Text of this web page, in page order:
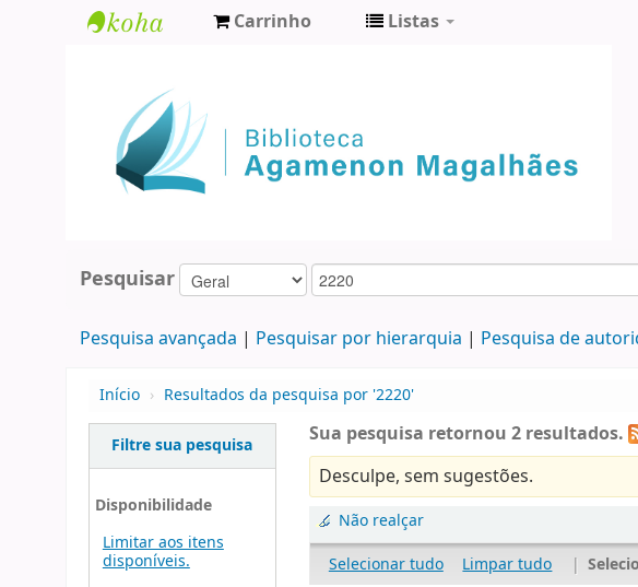
Agamenon
Magalhães
Carrinho Listas
Pesquisar
Pesquisa avançada Pesquisar por hierarquia Pesquisa de
Início › Resultados da pesquisa por '2220'
Filtre sua pesquisa
Disponibilidade
Limitar aos itens
disponíveis.
Sua pesquisa retornou 2 resultados.
Desculpe, sem sugestões.
Não realçar
Selecionar tudo
Limpar tudo |